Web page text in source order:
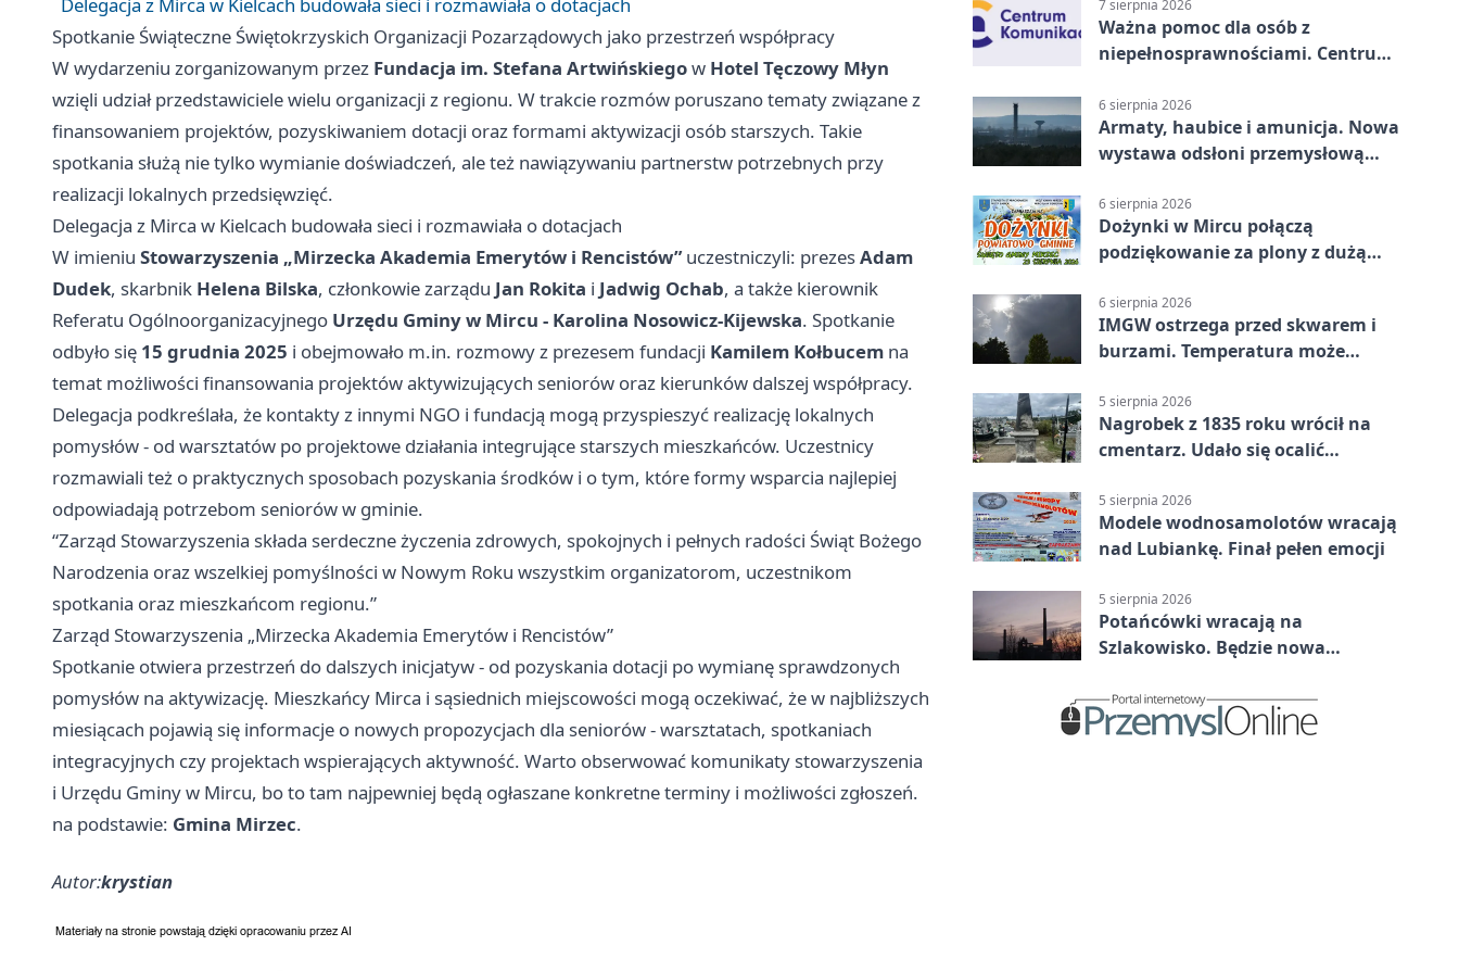
Delegacja z Mirca w Kielcach budowała sieci i rozmawiała o dotacjach
Spotkanie Świąteczne Świętokrzyskich Organizacji Pozarządowych jako przestrzeń współpracy
W wydarzeniu zorganizowanym przez Fundacja im. Stefana Artwińskiegow Hotel Tęczowy Młyn
wzięli udział przedstawiciele wielu organizacji z regionu. W trakcie rozmów poruszano tematy związane z
finansowaniem projektów, pozyskiwaniem dotacji oraz formami aktywizacji osób starszych. Takie
spotkania służą nie tylko wymianie doświadczeń, ale też nawiązywaniu partnerstw potrzebnych przy
realizacji lokalnych przedsięwzięć.
Delegacja z Mirca w Kielcach budowała sieci i rozmawiała o dotacjach
W imieniu Stowarzyszenia „Mirzecka Akademia Emerytów i Rencistów”uczestniczyli: prezesAdam
Dudek, skarbnik Helena Bilska, członkowie zarządu Jan Rokita i Jadwig Ochab, a także kierownik
Referatu Ogólnoorganizacyjnego Urzędu Gminy w Mircu - Karolina Nosowicz-Kijewska. Spotkanie
odbyło się 15 grudnia 2025 i obejmowało m.in. rozmowy z prezesem fundacji Kamilem Kołbucem na
temat możliwości finansowania projektów aktywizujących seniorów oraz kierunków dalszej współpracy.
Delegacja podkreślała, że kontakty z innymi NGO i fundacją mogą przyspieszyć realizację lokalnych
pomysłów - od warsztatów po projektowe działania integrujące starszych mieszkańców. Uczestnicy
rozmawiali też o praktycznych sposobach pozyskania środków i o tym, które formy wsparcia najlepiej
odpowiadają potrzebom seniorów w gminie.
“Zarząd Stowarzyszenia składa serdeczne życzenia zdrowych, spokojnych i pełnych radości Świąt Bożego
Narodzenia oraz wszelkiej pomyślności w Nowym Roku wszystkim organizatorom, uczestnikom
spotkania oraz mieszkańcom regionu.”
Zarząd Stowarzyszenia „Mirzecka Akademia Emerytów i Rencistów”
Spotkanie otwiera przestrzeń do dalszych inicjatyw - od pozyskania dotacji po wymianę sprawdzonych
pomysłów na aktywizację. Mieszkańcy Mirca i sąsiednich miejscowości mogą oczekiwać, że w najbliższych
miesiącach pojawią się informacje o nowych propozycjach dla seniorów - warsztatach, spotkaniach
integracyjnych czy projektach wspierających aktywność. Warto obserwować komunikaty stowarzyszenia
i Urzędu Gminy w Mircu, bo to tam najpewniej będą ogłaszane konkretne terminy i możliwości zgłoszeń.
na podstawie: Gmina Mirzec.
Autor:krystian
7 sierpnia 2026
Ważna pomoc dla osób z
niepełnosprawnościami. Centrum
6 sierpnia 2026
Armaty, haubice i amunicja. Nowa
wystawa odsłoni przemysłową
6 sierpnia 2026
Dożynki w Mircu połączą
podziękowanie za plony z dużą
6 sierpnia 2026
IMGW ostrzega przed skwarem i
burzami. Temperatura może
5 sierpnia 2026
Nagrobek z 1835 roku wrócił na
cmentarz. Udało się ocalić
5 sierpnia 2026
Modele wodnosamolotów wracają
nad Lubiankę. Finał pełen emocji
5 sierpnia 2026
Potańcówki wracają na
Szlakowisko. Będzie nowa